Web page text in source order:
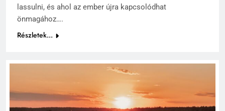
lassulni, és ahol az ember újra kapcsolódhat
önmagához….
Részletek...